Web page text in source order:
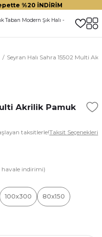
%20 İNDİRİM
Seyran Halı Sahra 15502 Multi
Akrilik Pamuk
taksitlerle!Taksit Seçenekleri
havale indirimi)
100x300 80x150